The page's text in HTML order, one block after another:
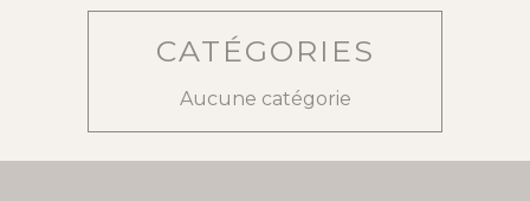
CATÉGORIES
Aucune catégorie